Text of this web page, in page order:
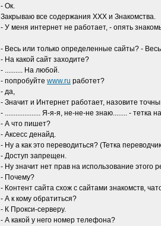
- Ок.
Закрываю все содержания ХХХ и Знакомства.
- У меня интернет не работает, - опять
- Весь или только определенные сайты? -
- На какой сайт заходите?
- .......... На любой.
- попробуйте www.ru работет?
- да,
- Значит и Интернет работает, назовите
- .................... Я-я-я, не-не-не знаю........ - тетка
- А что пишет?
- Аксесс денайд.
- Ну а как это переводиться? (Тетка
- Доступ запрещен.
- Ну значит нет прав на использование этого
- Почему?
- Контент сайта схож с сайтами знакомств,
- А к кому обратиться?
- К Прокси-серверу.
- А какой у него номер телефона?